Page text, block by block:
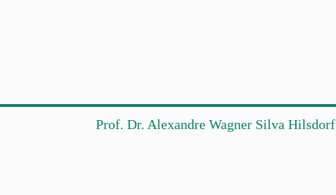
Prof. Dr. Alexandre Wagner Silva Hilsdorf